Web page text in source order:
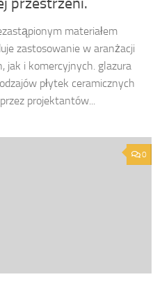
materiałem
zastosowanie w aranżacji
jak i komercyjnych. glazura
płytek ceramicznych
projektantów...
0